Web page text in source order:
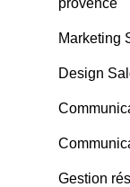
Marketing
Design
Gestion